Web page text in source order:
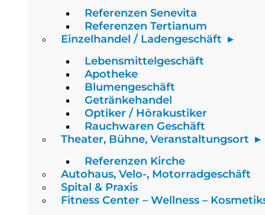
Referenzen Senevita
Referenzen Tertianum
Einzelhandel / Ladengeschäft
Lebensmittelgeschäft
Apotheke
Blumengeschäft
Getränkehandel
Optiker / Hörakustiker
Rauchwaren Geschäft
Theater, Bühne, Veranstaltungsort
Referenzen Kirche
Autohaus, Velo-, Motorradgeschäft
Spital & Praxis
Fitness Center – Wellness –